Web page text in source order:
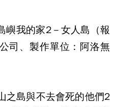
嶼我的家2－女人島（報
司、製作單位：阿洛無
之島與不去會死的他們2